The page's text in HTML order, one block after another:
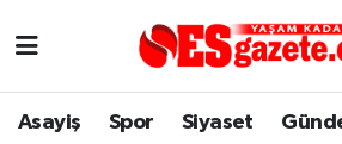
Asayiş Spor Siyaset
Asayiş
Yaşam
Eskişehir Nöbetçi Eczaneler